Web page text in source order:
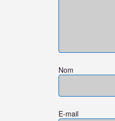
Nom
E-mail